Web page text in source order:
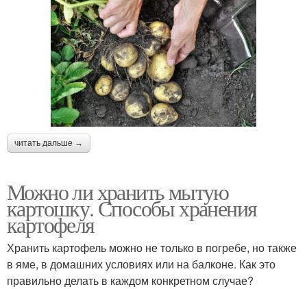
Подвалы для хранения Хранение в воде
Хранение в
холодильнике
Картофель перед
закладкой
Отсеки под хранение
читать дальше →
Можно ли хранить мытую
картошку. Способы хранения
картофеля
Хранить картофель можно не только в погребе, но также
в яме, в домашних условиях или на балконе. Как это
правильно делать в каждом конкретном случае?